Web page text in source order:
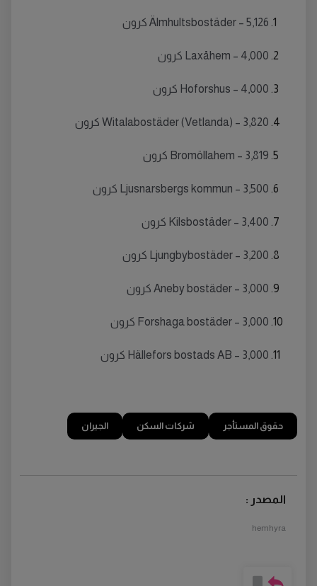
Älmhultsbostäder – 5,126 كرون
Laxåhem – 4,000 كرون
Hoforshus – 4,000 كرون
Witalabostäder (Vetlanda) – 3,820 كرون
Bromöllahem – 3,819 كرون
Ljusnarsbergs kommun – 3,500 كرون
Kilsbostäder – 3,400 كرون
Ljungbybostäder – 3,200 كرون
Aneby bostäder – 3,000 كرون
Forshaga bostäder – 3,000 كرون
Hällefors bostads AB – 3,000 كرون
حقوق المستأجر شركات السكن الجيران
المصدر :
hemhyra